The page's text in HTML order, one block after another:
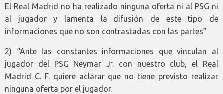
El Real Madrid no ha realizado ninguna oferta ni al PSG ni
al jugador y lamenta la difusión de este tipo de
informaciones que no son contrastadas con las partes”
2) “Ante las constantes informaciones que vinculan al
jugador del PSG Neymar Jr. con nuestro club, el Real
Madrid C. F. quiere aclarar que no tiene previsto realizar
ninguna oferta por el jugador.